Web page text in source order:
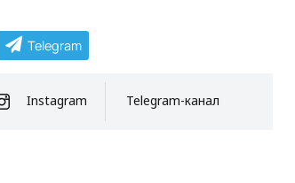
Telegram
Instagram Telegram-канал